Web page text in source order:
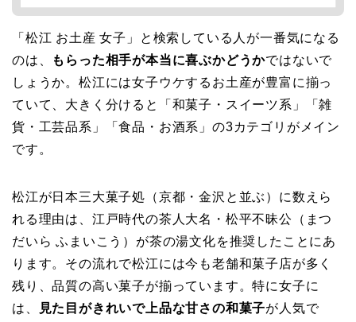
「松江 お土産 女子」と検索している人が一番気になる
のは、
もらった相手が本当に喜ぶかどうかではないで
しょうか。松江には女子ウケするお土産が豊富に揃っ
ていて、大きく分けると「和菓子・スイーツ系」「雑
貨・工芸品系」「食品・お酒系」の3カテゴリがメイン
です。
松江が日本三大菓子処（京都・金沢と並ぶ）に数えら
れる理由は、江戸時代の茶人大名・松平不昧公（まつ
だいら ふまいこう）が茶の湯文化を推奨したことにあ
ります。その流れで松江には今も老舗和菓子店が多く
残り、品質の高い菓子が揃っています。特に女子に
は、
見た目がきれいで上品な甘さの和菓子が人気で